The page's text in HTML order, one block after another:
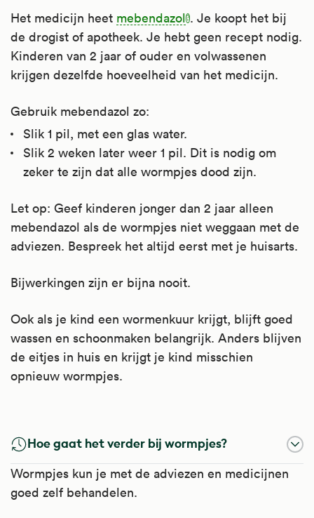
Het medicijn heet mebendazol . Je koopt het bij
de drogist of apotheek. Je hebt geen recept nodig.
Kinderen van 2 jaar of ouder en volwassenen
krijgen dezelfde hoeveelheid van het medicijn.
Gebruik mebendazol zo:
Slik 1 pil, met een glas water.
Slik 2 weken later weer 1 pil. Dit is nodig om
zeker te zijn dat alle wormpjes dood zijn.
Let op: Geef kinderen jonger dan 2 jaar alleen
mebendazol als de wormpjes niet weggaan met de
adviezen. Bespreek het altijd eerst met je huisarts.
Bijwerkingen zijn er bijna nooit.
Ook als je kind een wormenkuur krijgt, blijft goed
wassen en schoonmaken belangrijk. Anders blijven
de eitjes in huis en krijgt je kind misschien
opnieuw wormpjes.
Mebendazol doodt wormen, wormeieren en
larven, doordat het de opname van
voedingsstoffen verhindert.
Hoe gaat het verder bij wormpjes?
Wormpjes kun je met de adviezen en medicijnen
goed zelf behandelen.